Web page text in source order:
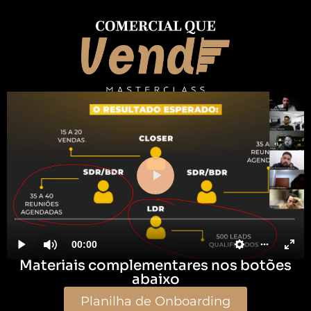
Materiais complementares nos botões
abaixo
Planilha de Onboarding